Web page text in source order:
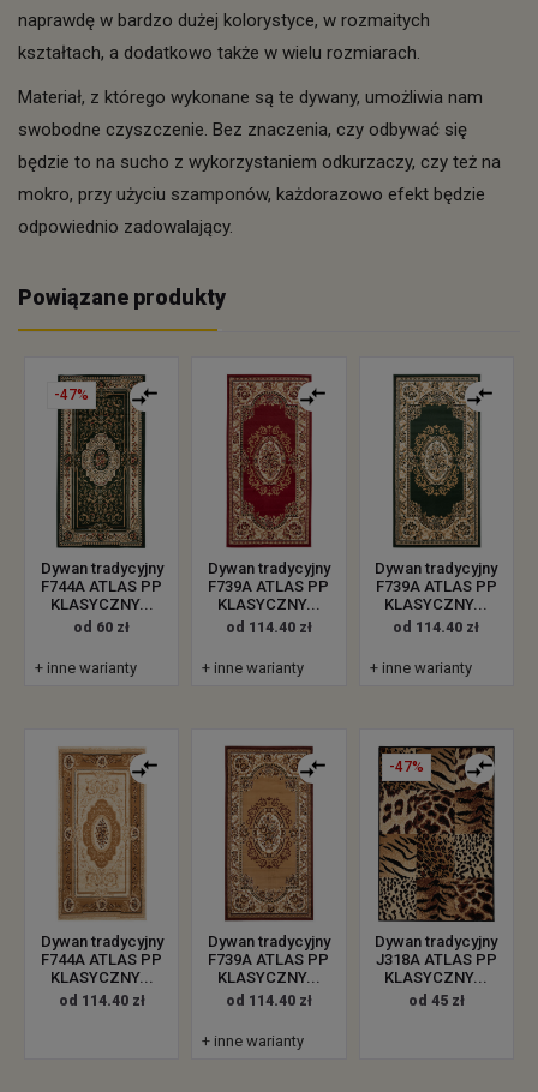
naprawdę w bardzo dużej kolorystyce, w rozmaitych
kształtach, a dodatkowo także w wielu rozmiarach.
Materiał, z którego wykonane są te dywany, umożliwia nam
swobodne czyszczenie. Bez znaczenia, czy odbywać się
będzie to na sucho z wykorzystaniem odkurzaczy, czy też na
mokro, przy użyciu szamponów, każdorazowo efekt będzie
odpowiednio zadowalający.
Powiązane produkty
-47%
Dywan tradycyjny
F744A ATLAS PP
KLASYCZNY...
od 60 zł
+ inne warianty
Dywan tradycyjny
F739A ATLAS PP
KLASYCZNY...
od 114.40 zł
+ inne warianty
Dywan tradycyjny
F739A ATLAS PP
KLASYCZNY...
od 114.40 zł
+ inne warianty
Dywan tradycyjny
F744A ATLAS PP
KLASYCZNY...
od 114.40 zł
Dywan tradycyjny
F739A ATLAS PP
KLASYCZNY...
od 114.40 zł
+ inne warianty
-47%
Dywan tradycyjny
J318A ATLAS PP
KLASYCZNY...
od 45 zł